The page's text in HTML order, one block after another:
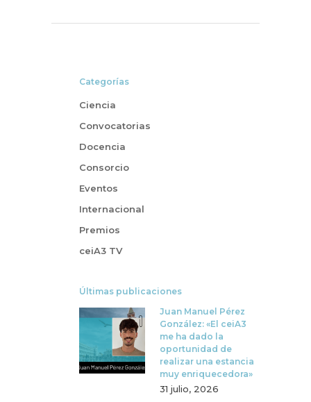
Categorías
Ciencia
Convocatorias
Docencia
Consorcio
Eventos
Internacional
Premios
ceiA3 TV
Últimas publicaciones
Juan Manuel Pérez
González: «El ceiA3
me ha dado la
oportunidad de
realizar una estancia
muy enriquecedora»
31 julio, 2026